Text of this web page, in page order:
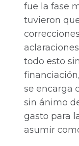
fue la fase
tuvieron
todo esto
se encarga
sin ánimo
gasto para
asumir